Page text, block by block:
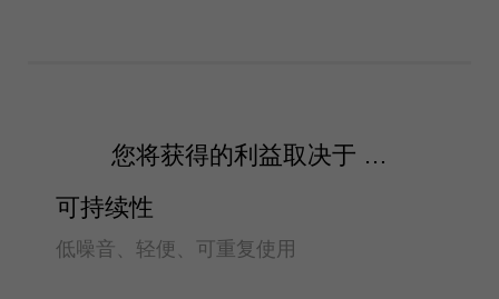
您将获得的利益取决于 …
可持续性
低噪音、轻便、可重复使用